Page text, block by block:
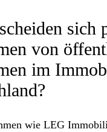
sich
von
im
wie LEG